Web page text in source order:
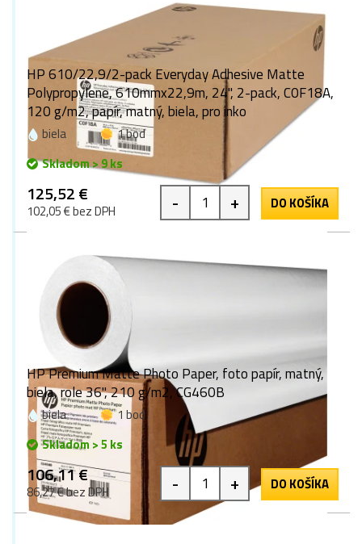
HP 610/22,9/2-pack Everyday Adhesive Matte
Polypropylene, 610mmx22,9m, 24", 2-pack, C0F18A,
120 g/m2, papír, matný, biela, pro inko
biela
1 bod
Skladom > 9 ks
125,52 €
102,05 € bez DPH - + DO KOŠÍKA
HP Premium Matte Photo Paper, foto papír, matný,
biela, role 36", 210 g/m2, CG460B
biela
1 bod
Skladom > 5 ks
106,11 €
86,27 € bez DPH - + DO KOŠÍKA